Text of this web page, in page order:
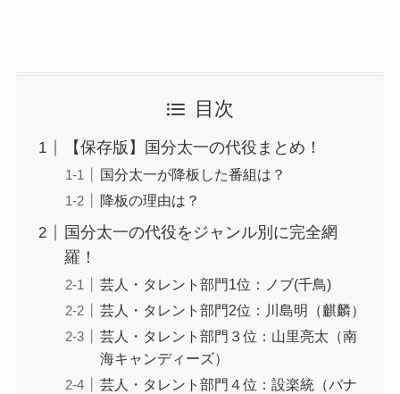
目次
【保存版】国分太一の代役まとめ！
国分太一が降板した番組は？
降板の理由は？
国分太一の代役をジャンル別に完全網
羅！
芸人・タレント部門1位：ノブ(千鳥)
芸人・タレント部門2位：川島明（麒麟）
芸人・タレント部門３位：山里亮太（南
海キャンディーズ）
芸人・タレント部門４位：設楽統（バナ